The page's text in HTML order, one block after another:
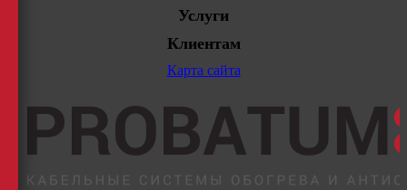
Услуги
Клиентам
Карта сайта